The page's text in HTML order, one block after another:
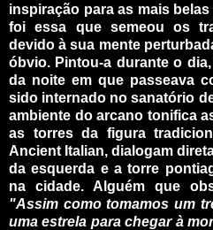
inspiração para as mais
foi essa que semeou os
devido à sua mente
óbvio. Pintou-a durante o
da noite em que passeava
sido internado no sanatório
ambiente do arcano tonifica
as torres da figura
Ancient Italian, dialogam
da esquerda e a torre
na cidade. Alguém que
"Assim como tomamos um
uma estrela para chegar à